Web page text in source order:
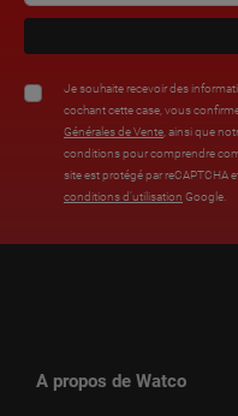
Je souhaite recevoir des
cochant cette case, vous
Générales de Vente , ainsi que
conditions pour comprendre
site est protégé par reCAPTCHA
conditions d’utilisation Google.
A propos de Watco